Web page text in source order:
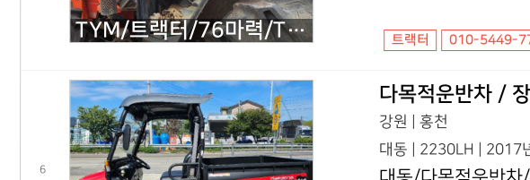
TYM/트랙터/76마력/T760/2000년식 트랙터 010-5449-
6
다목적운반차 /
강원 | 홍천
대동 | 2230LH | 2017